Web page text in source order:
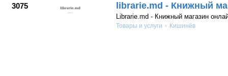
3075 librarie.md - Книжный
Librarie.md - Книжный магазин
Товары и услуги Кишинёв